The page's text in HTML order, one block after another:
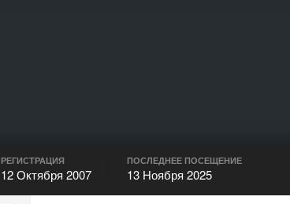
РЕГИСТРАЦИЯ
12 Октября 2007
ПОСЛЕДНЕЕ ПОСЕЩЕНИЕ
13 Ноября 2025